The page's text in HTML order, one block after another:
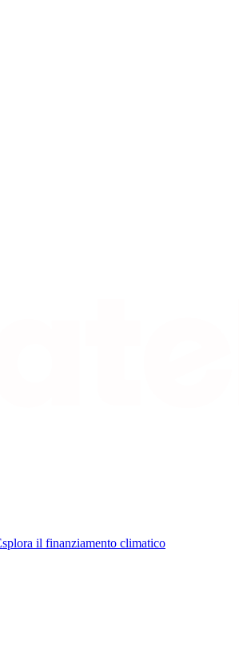
il finanziamento climatico